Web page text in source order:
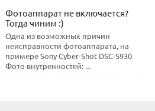
Фотоаппарат не включается?
Тогда чиним :)
Одна из возможных причин
неисправности фотоаппарата, на
примере Sony Cyber-Shot DSC-S930
Фото внутренностей: ...